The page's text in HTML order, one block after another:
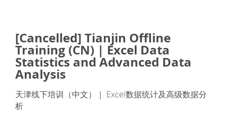
[Cancelled] Tianjin Offline
Training (CN) | Excel Data
Statistics and Advanced Data
Analysis
天津线下培训（中文）｜ Excel数据统计及高级数据分
析